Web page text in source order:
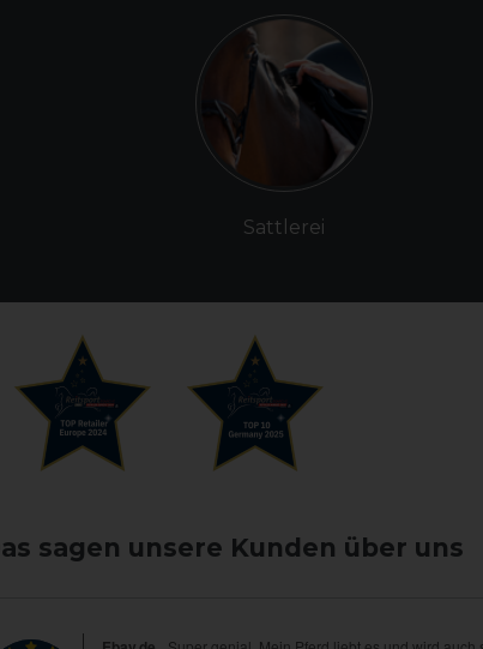
Sattlerei
sagen unsere Kunden über uns